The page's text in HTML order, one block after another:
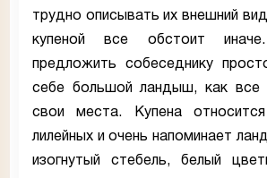
трудно описывать их внешний
купеной все обстоит
предложить собеседнику
себе большой ландыш, как все
свои места. Купена
лилейных и очень напоминает
изогнутый стебель, белый